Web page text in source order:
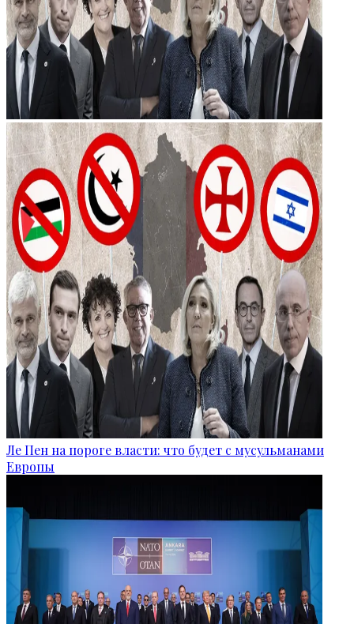
Ле Пен на пороге власти: что будет с мусульманами
Европы